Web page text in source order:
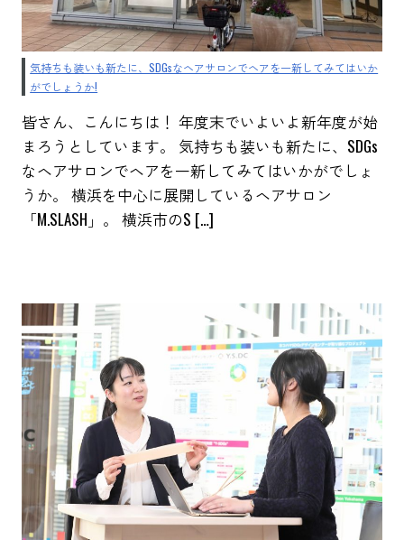
気持ちも装いも新たに、SDGsなヘアサロンでヘアを一新してみてはいか
がでしょうか!
皆さん、こんにちは！ 年度末でいよいよ新年度が始
まろうとしています。 気持ちも装いも新たに、SDGs
なヘアサロンでヘアを一新してみてはいかがでしょ
うか。 横浜を中心に展開しているヘアサロン
「M.SLASH」。 横浜市のS […]